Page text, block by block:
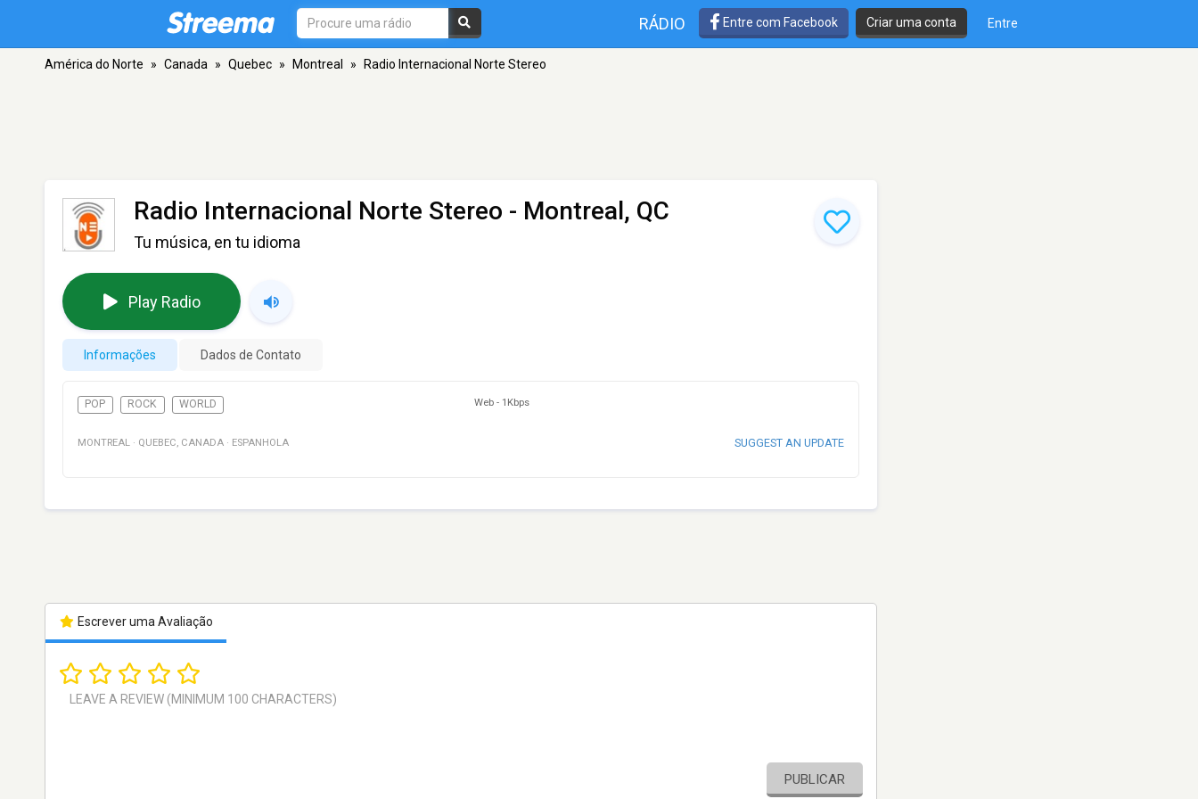
RÁDIO Entre com Facebook Criar uma conta Entre
América do Norte » Canada » Quebec » Montreal » Radio Internacional Norte Stereo
Radio Internacional Norte Stereo - Montreal, QC
Tu música, en tu idioma
Play Radio
Informações Dados de Contato
POP ROCK WORLD Web - 1Kbps
MONTREAL · QUEBEC, CANADA · ESPANHOLA SUGGEST AN UPDATE
Escrever uma Avaliação
PUBLICAR